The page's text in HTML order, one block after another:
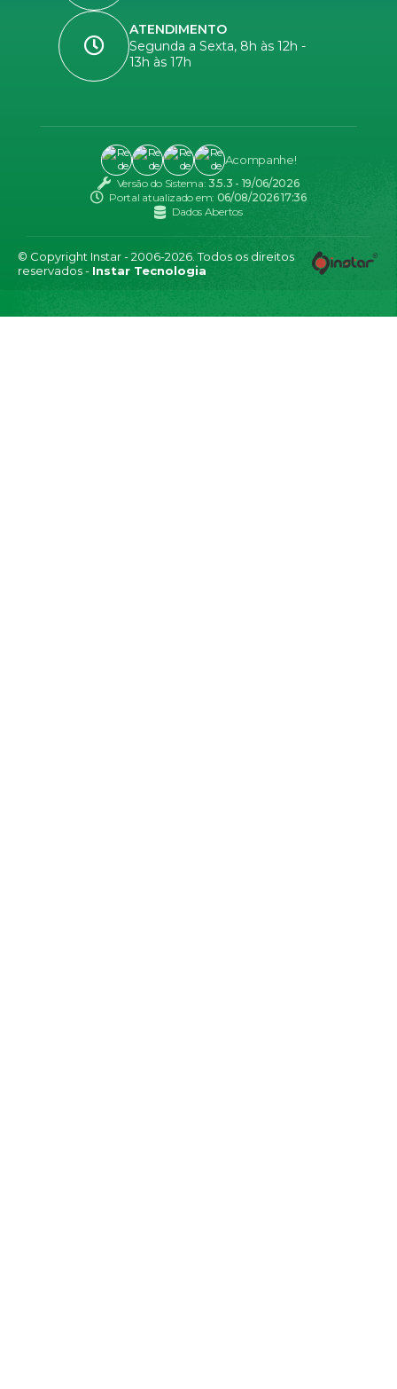
ATENDIMENTO
Segunda a Sexta, 8h às 12h -
13h às 17h
Versão do Sistema: 3.5.3 - 19/06/2026
Portal atualizado em: 06/08/2026 17:36
Dados Abertos
Acompanhe!
© Copyright Instar - 2006-2026. Todos os direitos
reservados - Instar Tecnologia